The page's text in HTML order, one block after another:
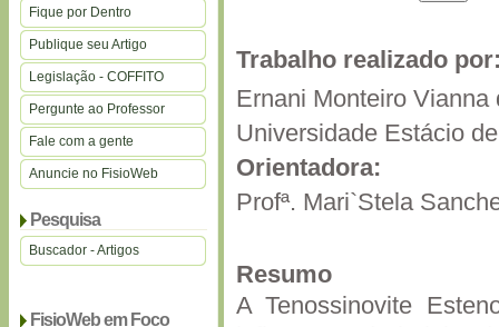
Fique por Dentro
Publique seu Artigo
Legislação - COFFITO
Pergunte ao Professor
Fale com a gente
Anuncie no FisioWeb
Pesquisa
Buscador - Artigos
FisioWeb em Foco
Trabalho realizado
Ernani Monteiro Vianna
Universidade Estácio
Orientadora:
Profª. Mari`Stela
Resumo
A Tenossinovite